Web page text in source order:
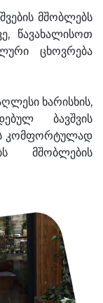
მშობლებს
წავახალისოთ
ცხოვრება
ხარისხის,
ბავშვის
კომფორტულად
მშობლების